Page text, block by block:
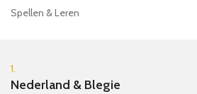
Spellen & Leren
1.
Nederland & Blegie